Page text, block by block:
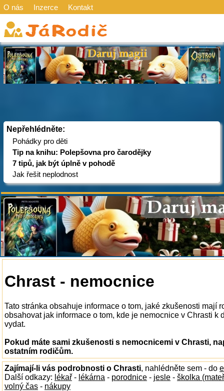
O nás Inzerce Kontakt
Nepřehlédněte:
Pohádky pro děti
Tip na knihu: Polepšovna pro čarodějky
7 tipů, jak být úplně v pohodě
Jak řešit neplodnost
Chrast - nemocnice
Tato stránka obsahuje informace o tom, jaké zkušenosti mají
obsahovat jak informace o tom, kde je nemocnice v Chrasti k
vydat.
Pokud máte sami zkušenosti s nemocnicemi v Chrasti,
ostatním rodičům.
Zajímají-li vás podrobnosti o Chrasti, nahlédněte sem - do
Další odkazy: lékař - lékárna - porodnice - jesle - školka
volný čas - nákupy